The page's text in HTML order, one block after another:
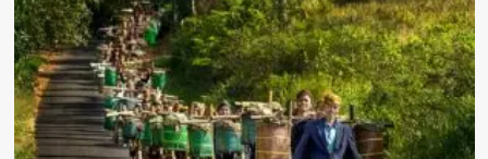
Wilayah
Kedaulatan
Udara
Indonesia
di
IKN
Oleh